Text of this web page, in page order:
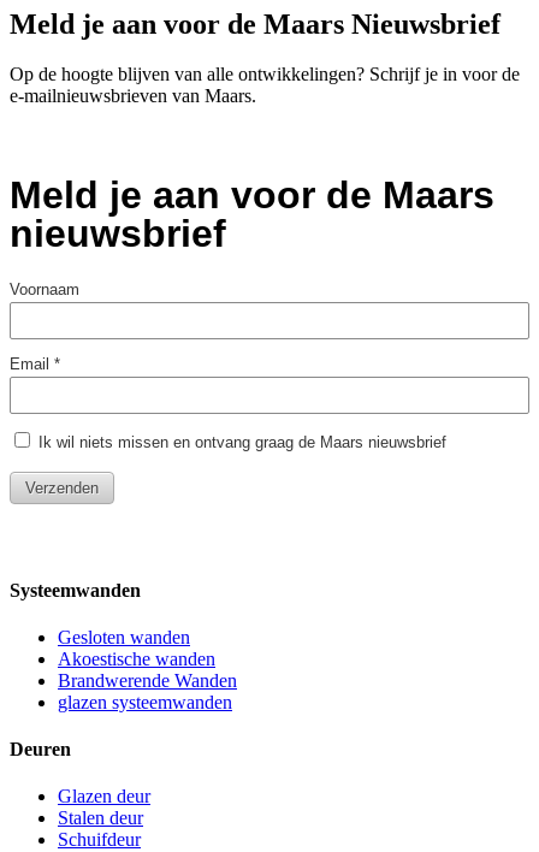
Meld je aan voor de Maars Nieuwsbrief
Op de hoogte blijven van alle ontwikkelingen? Schrijf je in voor de
e-mailnieuwsbrieven van Maars.
Systeemwanden
Gesloten wanden
Akoestische wanden
Brandwerende Wanden
glazen systeemwanden
Deuren
Glazen deur
Stalen deur
Schuifdeur